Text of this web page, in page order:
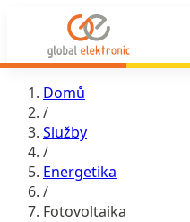
Domů
/
Služby
/
Energetika
/
Fotovoltaika